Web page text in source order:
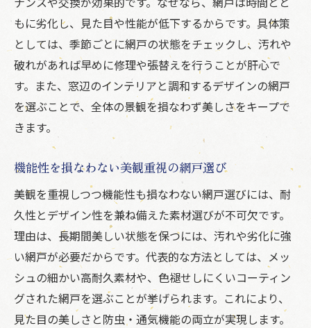
もに劣化し、見た目や性能が低下するからです。具体策
としては、季節ごとに網戸の状態をチェックし、汚れや
破れがあれば早めに修理や張替えを行うことが肝心で
す。また、窓辺のインテリアと調和するデザインの網戸
を選ぶことで、全体の景観を損なわず美しさをキープで
きます。
機能性を損なわない美観重視の網戸選び
美観を重視しつつ機能性も損なわない網戸選びには、耐
久性とデザイン性を兼ね備えた素材選びが不可欠です。
理由は、長期間美しい状態を保つには、汚れや劣化に強
い網戸が必要だからです。代表的な方法としては、メッ
シュの細かい高耐久素材や、色褪せしにくいコーティン
グされた網戸を選ぶことが挙げられます。これにより、
見た目の美しさと防虫・通気機能の両立が実現します。